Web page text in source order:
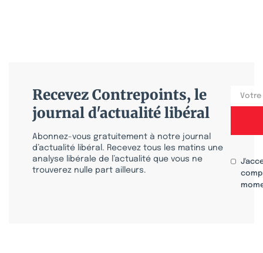
Recevez Contrepoints, le
journal d'actualité libéral
Abonnez-vous gratuitement à notre journal
d’actualité libéral. Recevez tous les matins une
analyse libérale de l’actualité que vous ne
trouverez nulle part ailleurs.